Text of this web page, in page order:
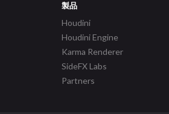
製品
Houdini
Houdini Engine
Karma Renderer
SideFX Labs
Partners